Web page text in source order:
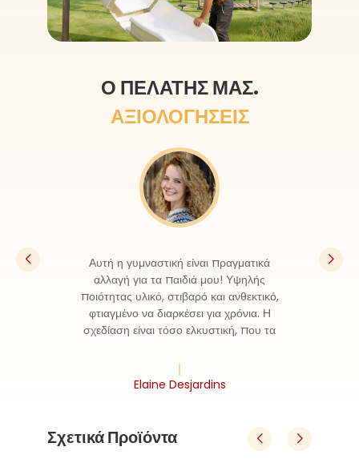
Ο ΠΕΛΆΤΗΣ ΜΑΣ.
ΑΞΙΟΛΟΓΉΣΕΙΣ
Αυτή η γυμναστική είναι πραγματικά
αλλαγή για τα παιδιά μου! Υψηλής
ποιότητας υλικό, στιβαρό και ανθεκτικό,
φτιαγμένο να διαρκέσει για χρόνια. Η
σχεδίαση είναι τόσο ελκυστική, που τα
μέχρι το βράδυ.
Elaine Desjardins
Σχετικά Προϊόντα
Εξωτερικός Πλαστικός Σκελετός Δεινοσαύρος με Σκάλα και Εξοικονιστή Σετ Πάρκο